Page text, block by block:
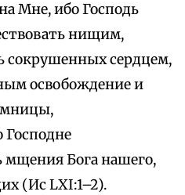
Мне, ибо Господь
нищим,
сокрушенных сердцем,
освобождение и
Господне
мщения Бога нашего,
(Ис LXI:1–2).